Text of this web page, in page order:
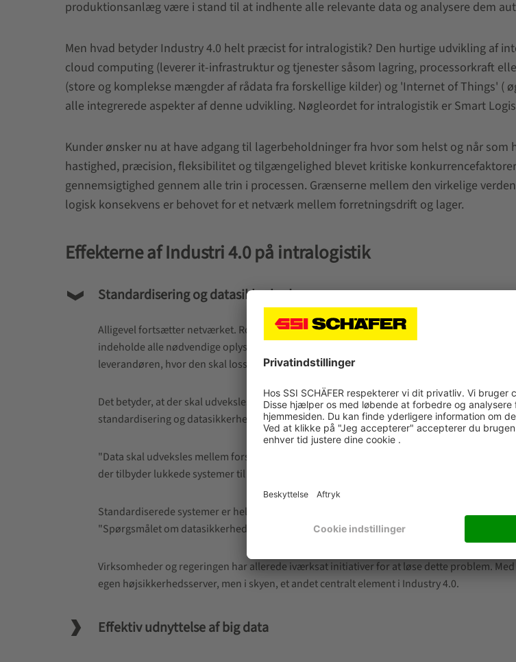
produktionsanlæg være i stand til at indhente alle relevante data og analysere dem
Men hvad betyder Industry 4.0 helt præcist for intralogistik? Den hurtige udvikling af
cloud computing (leverer it-infrastruktur og tjenester såsom lagring, processorkraft
(store og komplekse mængder af rådata fra forskellige kilder) og 'Internet of Things' (
alle integrerede aspekter af denne udvikling. Nøgleordet for intralogistik er Smart
Kunder ønsker nu at have adgang til lagerbeholdninger fra hvor som helst og når
hastighed, præcision, fleksibilitet og tilgængelighed blevet kritiske
gennemsigtighed gennem alle trin i processen. Grænserne mellem den virkelige
logisk konsekvens er behovet for et netværk mellem forretningsdrift og lager.
Effekterne af Industri 4.0 på intralogistik
Standardisering og datasikkerhed
Alligevel fortsætter netværket. Rob Schmit, Executive Vice President Technology &
indeholde alle nødvendige oplysninger: indhold, status, destination, oprindelse osv.
leverandøren, hvor den skal losses langs ruten, og det optimale sted at læsse den."
Det betyder, at der skal udveksles data mellem virksomheder. En række forhindringer
standardisering og datasikkerhed.
"Data skal udveksles mellem forskellige virksomheder gennem hele værdikæden",
der tilbyder lukkede systemer til intralogistik, vil stå over for problemer, fordi de øger
Standardiserede systemer er helt afgørende i en tidsalder af industri 4.0. "Markedet vil
"Spørgsmålet om datasikkerhed er dog stadig uløst. Det er derfor, det skal være en fælles
Virksomheder og regeringen har allerede iværksat initiativer for at løse dette problem.
egen højsikkerhedsserver, men i skyen, et andet centralt element i Industry 4.0.
Effektiv udnyttelse af big data